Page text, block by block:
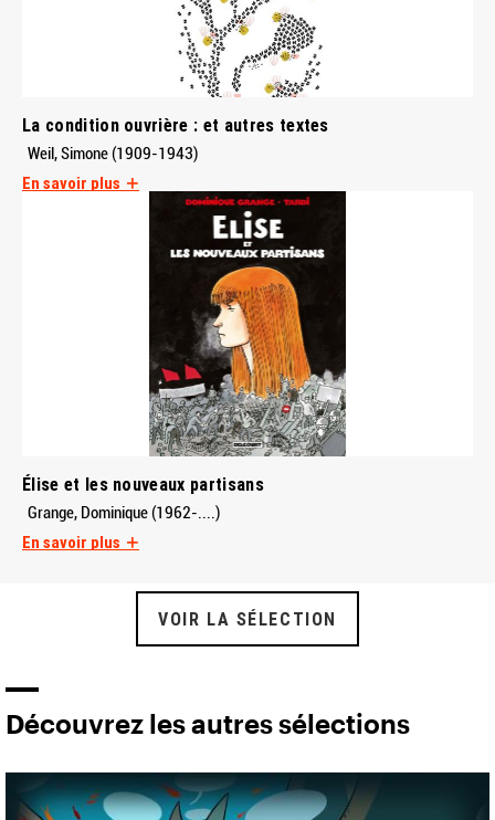
La condition ouvrière : et autres textes
Weil, Simone (1909-1943)
En savoir plus
Élise et les nouveaux partisans
Grange, Dominique (1962-....)
En savoir plus
VOIR LA SÉLECTION
Découvrez les autres sélections